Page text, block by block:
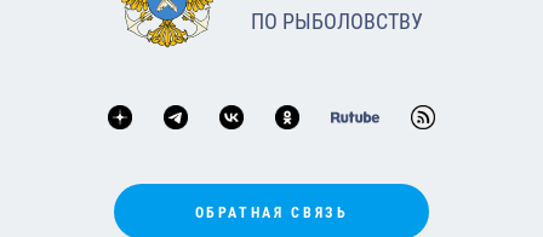
ПО РЫБОЛОВСТВУ
ОБРАТНАЯ СВЯЗЬ